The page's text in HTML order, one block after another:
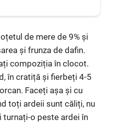
de mere de 9% și
și frunza de dafin.
compoziția în clocot.
în cratiță și fierbeți 4-5
Faceți așa și cu
toți ardeii sunt căliți, nu
turnați-o peste ardei în